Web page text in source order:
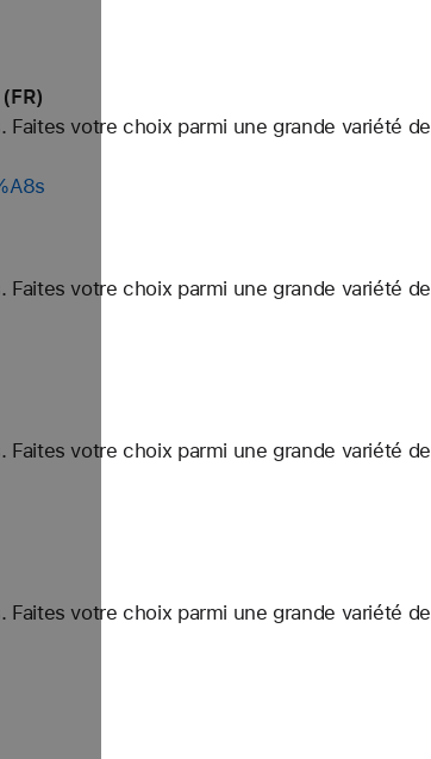
votre choix parmi une grande variété de
votre choix parmi une grande variété de
votre choix parmi une grande variété de
votre choix parmi une grande variété de